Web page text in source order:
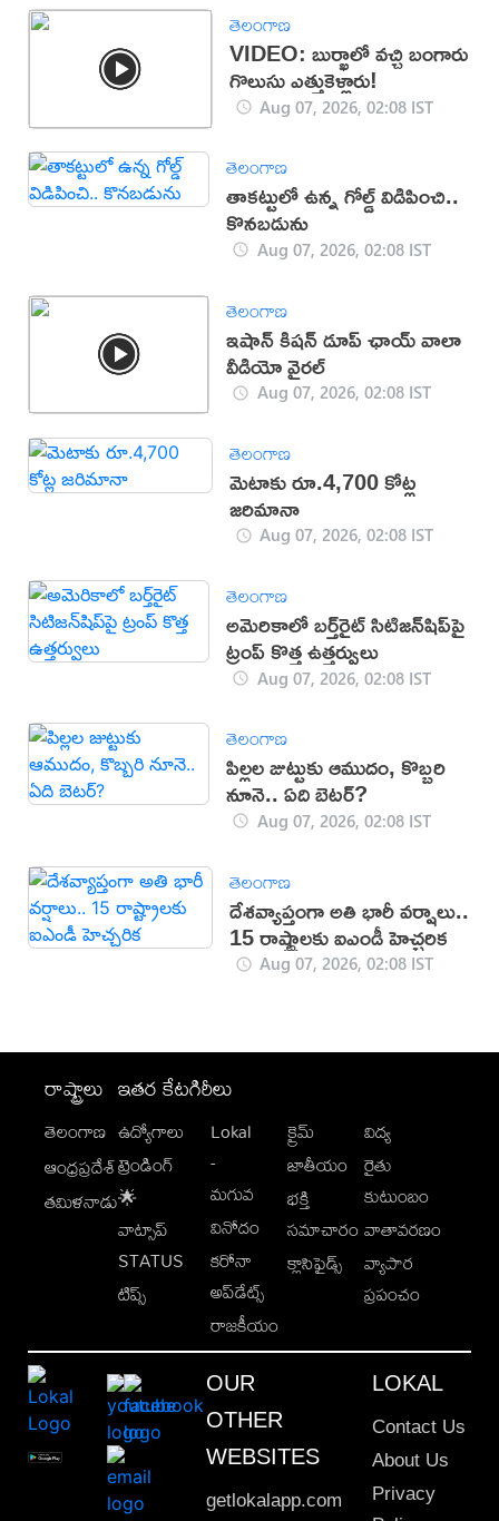
తెలంగాణ
VIDEO: బుర్ఖాలో వచ్చి బంగారు
గొలుసు ఎత్తుకెళ్లారు!
Aug 07, 2026, 02:08 IST
తెలంగాణ
తాకట్టులో ఉన్న గోల్డ్ విడిపించి..
కొనబడును
Aug 07, 2026, 02:08 IST
తెలంగాణ
ఇషాన్ కిషన్ డూప్ ఛాయ్ వాలా
వీడియో వైరల్
Aug 07, 2026, 02:08 IST
తెలంగాణ
మెటాకు రూ.4,700 కోట్ల
జరిమానా
Aug 07, 2026, 02:08 IST
తెలంగాణ
అమెరికాలో బర్త్‌రైట్ సిటిజన్‌షిప్‌పై
ట్రంప్ కొత్త ఉత్తర్వులు
Aug 07, 2026, 02:08 IST
తెలంగాణ
పిల్లల జుట్టుకు ఆముదం, కొబ్బరి
నూనె.. ఏది బెటర్?
Aug 07, 2026, 02:08 IST
తెలంగాణ
దేశవ్యాప్తంగా అతి భారీ వర్షాలు..
15 రాష్ట్రాలకు ఐఎండీ హెచ్చరిక
Aug 07, 2026, 02:08 IST
రాష్ట్రాలు
తెలంగాణ
ఆంధ్రప్రదేశ్
తమిళనాడు
ఇతర కేటగిరీలు
ఉద్యోగాలు
ట్రెండింగ్
🌟
వాట్సాప్
STATUS
టిప్స్
Lokal
-
మగువ
వినోదం
కరోనా
అప్‌డేట్స్
రాజకీయం
క్రైమ్
జాతీయం
భక్తి
సమాచారం
క్లాసిఫైడ్స్
విద్య
రైతు
కుటుంబం
వాతావరణం
వ్యాపార
ప్రపంచం
OUR
OTHER
WEBSITES
getlokalapp.com
LOKAL
Contact Us
About Us
Privacy